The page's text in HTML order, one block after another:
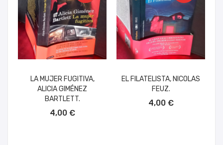
LA MUJER FUGITIVA,
ALICIA GIMÉNEZ
BARTLETT.
4,00 €
EL FILATELISTA, NICOLAS
FEUZ.
4,00 €